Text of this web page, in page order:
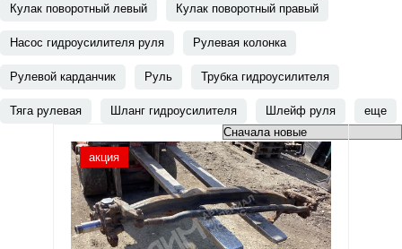
Кулак поворотный левый Кулак поворотный правый
Насос гидроусилителя руля Рулевая колонка
Рулевой карданчик Руль Трубка гидроусилителя
Тяга рулевая Шланг гидроусилителя Шлейф руля еще
акция